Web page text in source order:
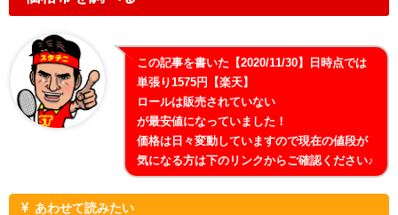
この記事を書いた【2020/11/30】日時点では
単張り1575円【楽天】
ロールは販売されていない
が最安値になっていました！
価格は日々変動していますので現在の値段が
気になる方は下のリンクからご確認ください♪
あわせて読みたい